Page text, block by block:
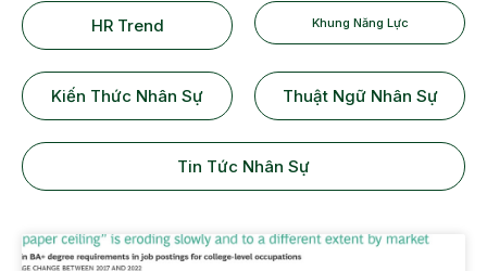
HR Trend Khung Năng Lực
Kiến Thức Nhân Sự Thuật Ngữ Nhân Sự
Tin Tức Nhân Sự